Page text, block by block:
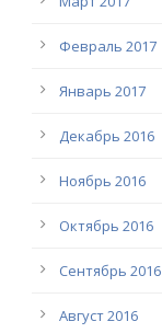
Февраль 2017
Январь 2017
Декабрь 2016
Ноябрь 2016
Октябрь 2016
Сентябрь 2016
Август 2016